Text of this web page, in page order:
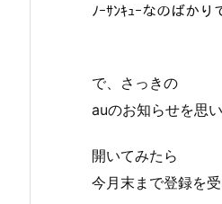
ﾉｰｻﾝｷｭｰなのばかり
で、さっきの
auのお知らせを思
開いてみたら
今月末まで登録を